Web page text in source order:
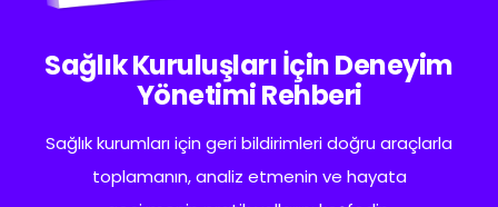
Sağlık Kuruluşları İçin Deneyim
Yönetimi Rehberi
Sağlık kurumları için geri bildirimleri doğru araçlarla
toplamanın, analiz etmenin ve hayata